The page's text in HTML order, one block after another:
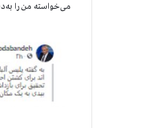
می‌خواسته من را